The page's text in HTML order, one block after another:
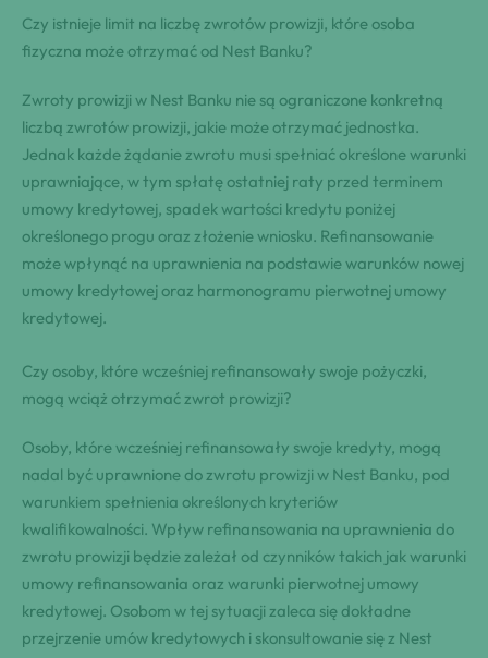
Czy istnieje limit na liczbę zwrotów prowizji, które osoba
fizyczna może otrzymać od Nest Banku?
Zwroty prowizji w Nest Banku nie są ograniczone konkretną
liczbą zwrotów prowizji, jakie może otrzymać jednostka.
Jednak każde żądanie zwrotu musi spełniać określone warunki
uprawniające, w tym spłatę ostatniej raty przed terminem
umowy kredytowej, spadek wartości kredytu poniżej
określonego progu oraz złożenie wniosku. Refinansowanie
może wpłynąć na uprawnienia na podstawie warunków nowej
umowy kredytowej oraz harmonogramu pierwotnej umowy
kredytowej.
Czy osoby, które wcześniej refinansowały swoje pożyczki,
mogą wciąż otrzymać zwrot prowizji?
Osoby, które wcześniej refinansowały swoje kredyty, mogą
nadal być uprawnione do zwrotu prowizji w Nest Banku, pod
warunkiem spełnienia określonych kryteriów
kwalifikowalności. Wpływ refinansowania na uprawnienia do
zwrotu prowizji będzie zależał od czynników takich jak warunki
umowy refinansowania oraz warunki pierwotnej umowy
kredytowej. Osobom w tej sytuacji zaleca się dokładne
przejrzenie umów kredytowych i skonsultowanie się z Nest